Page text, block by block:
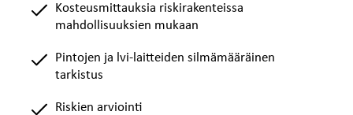
Kosteusmittauksia riskirakenteissa
mahdollisuuksien mukaan
Pintojen ja lvi-laitteiden silmämääräinen
tarkistus
Riskien arviointi